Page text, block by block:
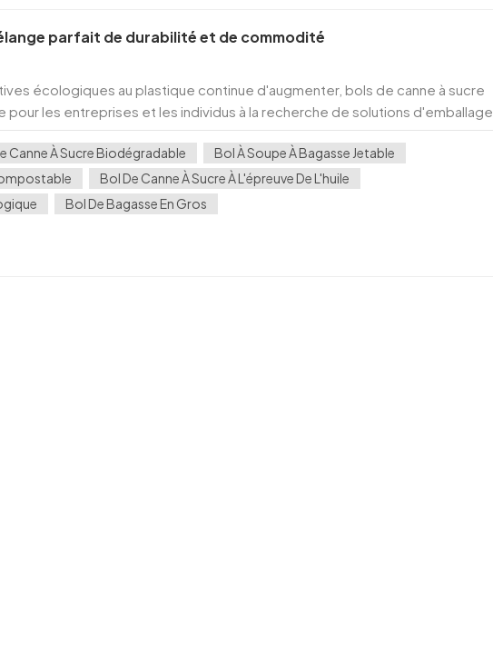
parfait de durabilité et de commodité
écologiques au plastique continue d'augmenter, bols de canne à sucre
pour les entreprises et les individus à la recherche de solutions d'emballage
à partir de Bagasse, le sous-produit naturel du tr...
Canne À Sucre Biodégradable
Bol À Soupe À Bagasse Jetable
Bol De Canne À Sucre À L'épreuve De L'huile
Bol De Bagasse En Gros